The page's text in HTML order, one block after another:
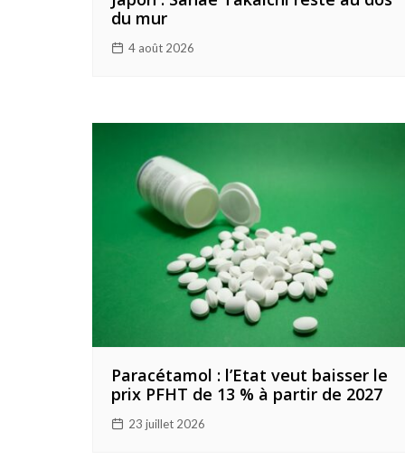
du mur
4 août 2026
Paracétamol : l’Etat veut baisser le
prix PFHT de 13 % à partir de 2027
23 juillet 2026